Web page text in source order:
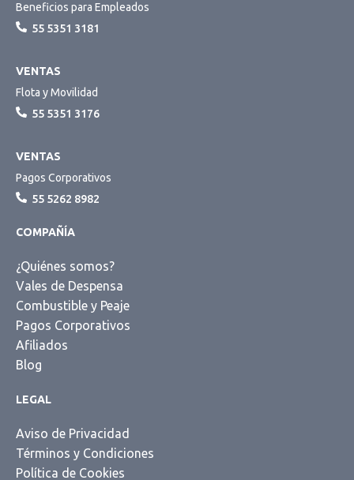
Beneficios para Empleados
55 5351 3181
VENTAS
Flota y Movilidad
55 5351 3176
VENTAS
Pagos Corporativos
55 5262 8982
COMPAÑÍA
¿Quiénes somos?
Vales de Despensa
Combustible y Peaje
Pagos Corporativos
Afiliados
Blog
LEGAL
Aviso de Privacidad
Términos y Condiciones
Política de Cookies